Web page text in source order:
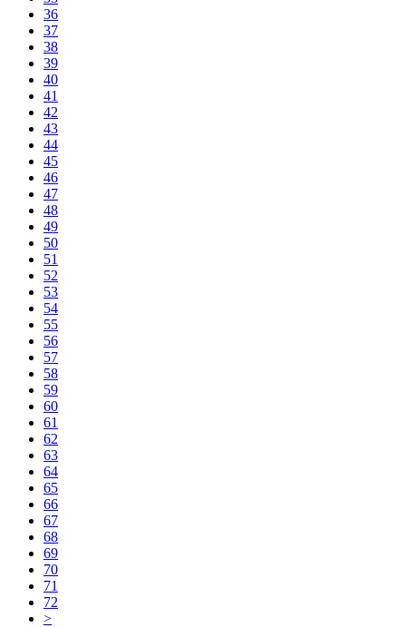
36
37
38
39
40
41
42
43
44
45
46
47
48
49
50
51
52
53
54
55
56
57
58
59
60
61
62
63
64
65
66
67
68
69
70
71
72
>